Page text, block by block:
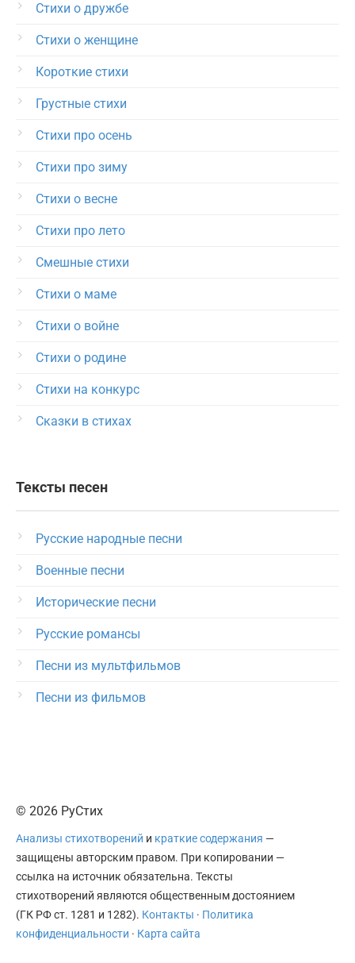
Стихи о дружбе
Стихи о женщине
Короткие стихи
Грустные стихи
Стихи про осень
Стихи про зиму
Стихи о весне
Стихи про лето
Смешные стихи
Стихи о маме
Стихи о войне
Стихи о родине
Стихи на конкурс
Сказки в стихах
Тексты песен
Русские народные песни
Военные песни
Исторические песни
Русские романсы
Песни из мультфильмов
Песни из фильмов
© 2026 РуСтих
Анализы стихотворений и краткие содержания —
защищены авторским правом. При копировании —
ссылка на источник обязательна. Тексты
стихотворений являются общественным достоянием
(ГК РФ ст. 1281 и 1282). Контакты · Политика
конфиденциальности · Карта сайта